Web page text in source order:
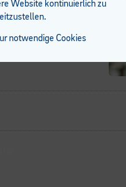
Website kontinuierlich zu
notwendige Cookies